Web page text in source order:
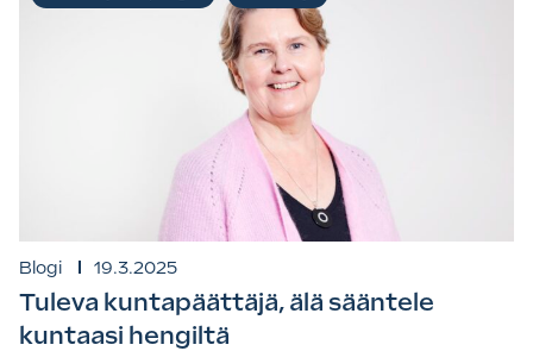
Blogi 19.3.2025
Tuleva kuntapäättäjä, älä sääntele
kuntaasi hengiltä